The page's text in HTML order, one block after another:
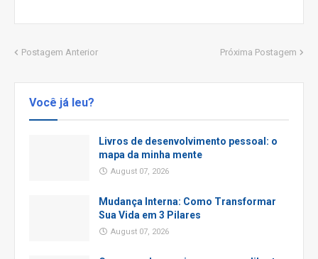
Postagem Anterior Próxima Postagem
Você já leu?
Livros de desenvolvimento pessoal: o
mapa da minha mente
August 07, 2026
Mudança Interna: Como Transformar
Sua Vida em 3 Pilares
August 07, 2026